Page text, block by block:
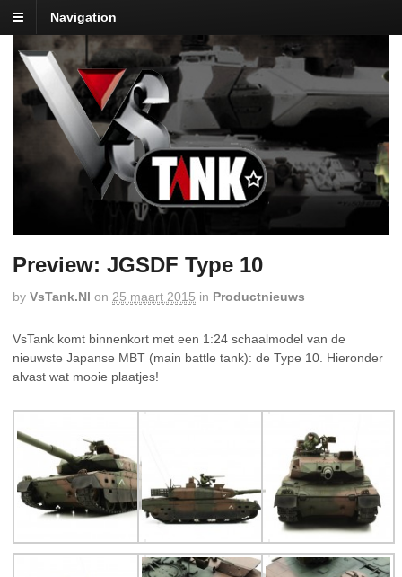
Navigation
Preview: JGSDF Type 10
by VsTank.nl on 25 maart 2015 in Productnieuws
VsTank komt binnenkort met een 1:24 schaalmodel van de
nieuwste Japanse MBT (main battle tank): de Type 10. Hieronder
alvast wat mooie plaatjes!